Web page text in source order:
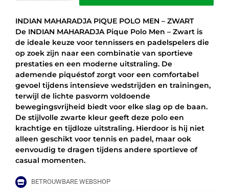
MAHARADJA
MEN
ZWART
aantal
INDIAN MAHARADJA PIQUE POLO MEN – ZWART
De INDIAN MAHARADJA Pique Polo Men – Zwart is
de ideale keuze voor tennissers en padelspelers die
op zoek zijn naar een combinatie van sportieve
prestaties en een moderne uitstraling. De
ademende piquéstof zorgt voor een comfortabel
gevoel tijdens intensieve wedstrijden en trainingen,
terwijl de lichte pasvorm voldoende
bewegingsvrijheid biedt voor elke slag op de baan.
De stijlvolle zwarte kleur geeft deze polo een
krachtige en tijdloze uitstraling. Hierdoor is hij niet
alleen geschikt voor tennis en padel, maar ook
eenvoudig te dragen tijdens andere sportieve of
casual momenten.
BETROUWBARE WEBSHOP